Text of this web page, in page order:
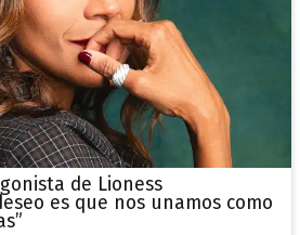
de Lioness
es que nos unamos como